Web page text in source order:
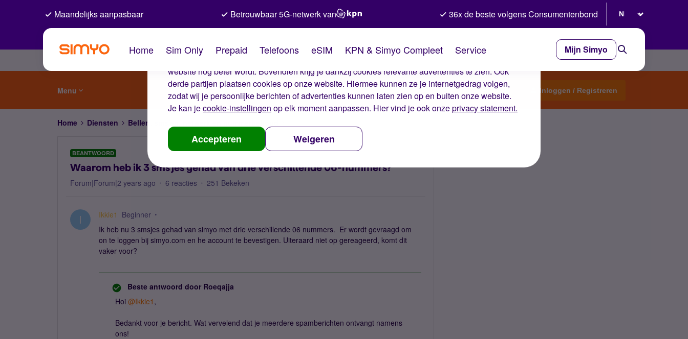
De cookies van Simyo
Wij gebruiken cookies op onze website. Met deze cookies zorgen wij ervoor dat je ervaring op de
website nog beter wordt. Bovendien krijg je dankzij cookies relevante advertenties te zien. Ook
derde partijen plaatsen cookies op onze website. Hiermee kunnen ze je internetgedrag volgen,
zodat wij je persoonlijke berichten of advertenties kunnen laten zien op en buiten onze website.
Je kan jecookie-instellingen op elk moment aanpassen. Hier vind je ook onzeprivacy statement.
Accepteren Weigeren
Maandelijks aanpasbaar Betrouwbaar 5G-netwerk van 36x de beste volgens Consumentenbond
Home Sim Only Prepaid Telefoons eSIM KPN & Simyo Compleet Service Mijn Simyo
Menu Start een topic Inloggen / Registreren
Home Diensten Bellen, sms'en, netwerk en nummerbehoud
BEANTWOORD
Waarom heb ik 3 sms'jes gehad van drie verschillende 06-nummers?
Forum|Forum|2 years ago 6 reacties 251 Bekeken
I Ikkie1 Beginner
Ik heb nu 3 smsjes gehad van simyo met drie verschillende 06 nummers. Er wordt gevraagd om
on te loggen bij simyo.com en he account te bevestigen. Uiteraard niet op gereageerd, komt dit
vaker voor?
Beste antwoord door Roeqajja
Hoi @Ikkie1 ,
Bedankt voor je bericht. Wat vervelend dat je meerdere spamberichten ontvangt namens
ons!